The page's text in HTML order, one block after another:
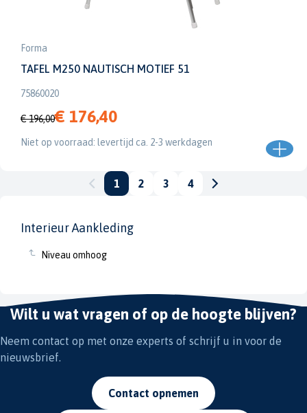
Interieur Aankleding
Niveau omhoog
Forma
TAFEL M250 NAUTISCH MOTIEF 51
75860020
€ 196,00€ 176,40
Niet op voorraad: levertijd ca. 2-3 werkdagen
1 2 3 4
Wilt u wat vragen of op de hoogte blijven?
Neem contact op met onze experts of schrijf u in voor de
nieuwsbrief.
Contact opnemen